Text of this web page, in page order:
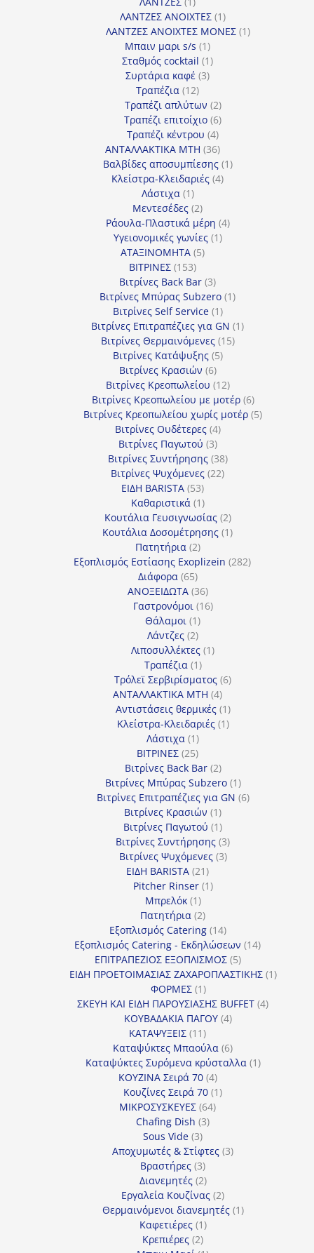
προϊόν
ΛΑΝΤΖΕΣ ΑΝΟΙΧΤΕΣ 11
προϊόν
ΛΑΝΤΖΕΣ ΑΝΟΙΧΤΕΣ ΜΟΝΕΣ 11
Μπαιν μαρι s/s 11
προϊόν
Σταθμός cocktail 11
Συρτάρια καφέ 33
Τραπέζια 1212
προϊόντα
Τραπέζι απλύτων 22
προϊόντα
Τραπέζι επιτοίχιο 66
προϊόντα
Τραπέζι κέντρου 44
προϊόντα
ΑΝΤΑΛΛΑΚΤΙΚΑ MTH 3636
προϊόντα
Βαλβίδες αποσυμπίεσης 11
Κλείστρα-Κλειδαριές 44
Λάστιχα 11
προϊόν
Μεντεσέδες 22
προϊόντα
Ράουλα-Πλαστικά μέρη 44
Υγειονομικές γωνίες 11
ΑΤΑΞΙΝΟΜΗΤΑ 55
ΒΙΤΡΙΝΕΣ 153153
προϊόντα
Βιτρίνες Back Bar 33
προϊόντα
Βιτρίνες Mπύρας Subzero 11
Βιτρίνες Self Service 11
προϊόν
Βιτρίνες Επιτραπέζιες για GN 11
Βιτρίνες Θερμαινόμενες 1515
Βιτρίνες Κατάψυξης 55
Βιτρίνες Κρασιών 66
προϊόντα
Βιτρίνες Κρεοπωλείου 1212
προϊόντα
Βιτρίνες Κρεοπωλείου με μοτέρ 66
προϊόντα
Βιτρίνες Κρεοπωλείου χωρίς μοτέρ 55
Βιτρίνες Ουδέτερες 44
προϊόντα
Βιτρίνες Παγωτού 33
προϊόντα
Βιτρίνες Συντήρησης 3838
προϊόντα
Βιτρίνες Ψυχόμενες 2222
ΕΙΔΗ BARISTA 5353
προϊόντα
Καθαριστικά 11
προϊόν
Κουτάλια Γευσιγνωσίας 22
προϊόντα
Κουτάλια Δοσομέτρησης 11
Πατητήρια 22
προϊόντα
Εξοπλισμός Εστίασης Exoplizein 282282
Διάφορα 6565
προϊόντα
ΑΝΟΞΕΙΔΩΤΑ 3636
προϊόντα
Γαστρονόμοι 1616
Θάλαμοι 11
προϊόν
Λάντζες 22
προϊόντα
Λιποσυλλέκτες 11
Τραπέζια 11
προϊόν
Τρόλεϊ Σερβιρίσματος 66
ΑΝΤΑΛΛΑΚΤΙΚΑ MTH 44
προϊόντα
Αντιστάσεις θερμικές 11
προϊόν
Κλείστρα-Κλειδαριές 11
Λάστιχα 11
προϊόν
ΒΙΤΡΙΝΕΣ 2525
προϊόντα
Βιτρίνες Back Bar 22
προϊόντα
Βιτρίνες Mπύρας Subzero 11
προϊόν
Βιτρίνες Επιτραπέζιες για GN 66
Βιτρίνες Κρασιών 11
προϊόν
Βιτρίνες Παγωτού 11
προϊόν
Βιτρίνες Συντήρησης 33
προϊόντα
Βιτρίνες Ψυχόμενες 33
ΕΙΔΗ BARISTA 2121
προϊόντα
Pitcher Rinser 11
Μπρελόκ 11
προϊόν
Πατητήρια 22
προϊόντα
Εξοπλισμός Catering 1414
προϊόντα
Εξοπλισμός Catering - Εκδηλώσεων 1414
ΕΠΙΤΡΑΠΕΖΙΟΣ ΕΞΟΠΛΙΣΜΟΣ 55
προϊόντα
ΕΙΔΗ ΠΡΟΕΤΟΙΜΑΣΙΑΣ ΖΑΧΑΡΟΠΛΑΣΤΙΚΗΣ 11
ΦΟΡΜΕΣ 11
προϊόν
ΣΚΕΥΗ ΚΑΙ ΕΙΔΗ ΠΑΡΟΥΣΙΑΣΗΣ BUFFET 44
ΚΟΥΒΑΔΑΚΙΑ ΠΑΓΟΥ 44
ΚΑΤΑΨΥΞΕΙΣ 1111
προϊόντα
Καταψύκτες Μπαούλα 66
προϊόντα
Καταψύκτες Συρόμενα κρύσταλλα 11
ΚΟΥΖΙΝΑ Σειρά 70 44
προϊόντα
Κουζίνες Σειρά 70 11
ΜΙΚΡΟΣΥΣΚΕΥΕΣ 6464
Chafing Dish 33
Sous Vide 33
προϊόντα
Αποχυμωτές & Στίφτες 33
Βραστήρες 33
προϊόντα
Διανεμητές 22
προϊόντα
Εργαλεία Κουζίνας 22
προϊόντα
Θερμαινόμενοι διανεμητές 11
Καφετιέρες 11
προϊόν
Κρεπιέρες 22